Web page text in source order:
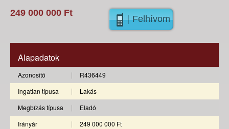
249 000 000 Ft
Felhívom
Alapadatok
Azonosító
R436449
Ingatlan típusa
Lakás
Megbízás típusa
Eladó
Irányár
249 000 000 Ft